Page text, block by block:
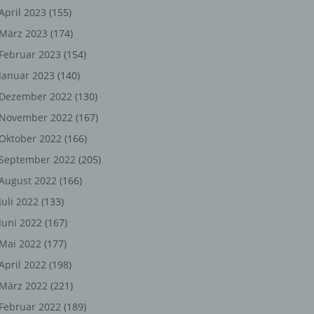
2023 (155)
März 2023 (174)
Februar 2023 (154)
Januar 2023 (140)
Dezember 2022 (130)
November 2022 (167)
Oktober 2022 (166)
September 2022 (205)
2022 (166)
Juli 2022 (133)
Juni 2022 (167)
Mai 2022 (177)
2022 (198)
März 2022 (221)
Februar 2022 (189)
oder